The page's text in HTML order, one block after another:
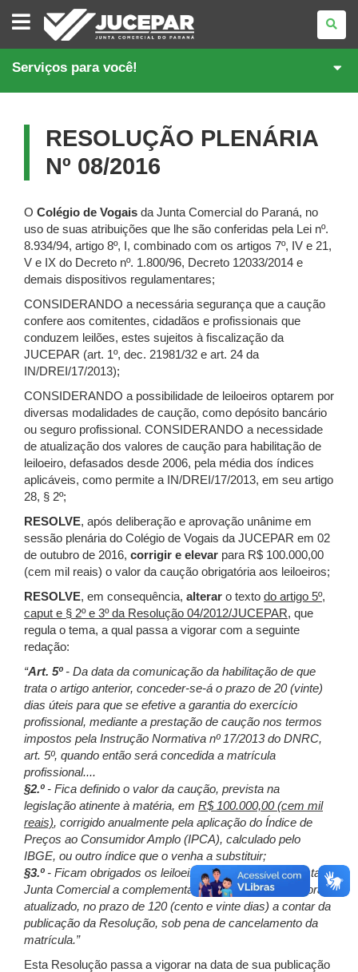
JUNTA
COMERCIAL
DO
PARANÁ
Serviços para você!
RESOLUÇÃO PLENÁRIA
Nº 08/2016
O Colégio de Vogais da Junta Comercial do Paraná, no
uso de suas atribuições que lhe são conferidas pela Lei nº.
8.934/94, artigo 8º, I, combinado com os artigos 7º, IV e 21,
V e IX do Decreto nº. 1.800/96, Decreto 12033/2014 e
demais dispositivos regulamentares;
CONSIDERANDO a necessária segurança que a caução
confere aos comitentes, cidadãos e profissionais que
conduzem leilões, estes sujeitos à fiscalização da
JUCEPAR (art. 1º, dec. 21981/32 e art. 24 da
IN/DREI/17/2013);
CONSIDERANDO a possibilidade de leiloeiros optarem por
diversas modalidades de caução, como depósito bancário
ou seguro profissional. CONSIDERANDO a necessidade
de atualização dos valores de caução para habilitação de
leiloeiro, defasados desde 2006, pela média dos índices
aplicáveis, como permite a IN/DREI/17/2013, em seu artigo
28, § 2º;
RESOLVE, após deliberação e aprovação unânime em
sessão plenária do Colégio de Vogais da JUCEPAR em 02
de outubro de 2016, corrigir e elevar para R$ 100.000,00
(cem mil reais) o valor da caução obrigatória aos leiloeiros;
RESOLVE, em consequência, alterar o texto do artigo 5º,
caput e § 2º e 3º da Resolução 04/2012/JUCEPAR, que
regula o tema, a qual passa a vigorar com a seguinte
redação:
“Art. 5º- Da data da comunicação da habilitação de que
trata o artigo anterior, conceder-se-á o prazo de 20 (vinte)
dias úteis para que se efetive a garantia do exercício
profissional, mediante a prestação de caução nos termos
impostos pela Instrução Normativa nº 17/2013 do DNRC,
art. 5º, quando então será concedida a matrícula
profissional....
§2.º- Fica definido o valor da caução, prevista na
legislação atinente à matéria, em R$ 100.000,00 (cem mil
reais), corrigido anualmente pela aplicação do Índice de
Preços ao Consumidor Amplo (IPCA), calculado pelo
IBGE, ou outro índice que o venha a substituir;
§3.º- Ficam obrigados os leiloeiros já matriculados nesta
Junta Comercial a complementarem seu valor, para o ora
atualizado, no prazo de 120 (cento e vinte dias) a contar da
publicação da Resolução, sob pena de cancelamento da
matrícula.”
Esta Resolução passa a vigorar na data de sua publicação